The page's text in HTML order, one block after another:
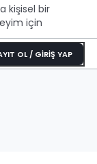
kişisel bir
için
OL / GİRİŞ YAP